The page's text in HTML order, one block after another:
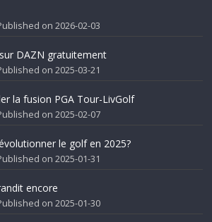
on 2026-02-03
DAZN gratuitement
on 2025-03-21
la fusion PGA Tour-LivGolf
on 2025-02-07
le golf en 2025?
on 2025-01-31
encore
on 2025-01-30